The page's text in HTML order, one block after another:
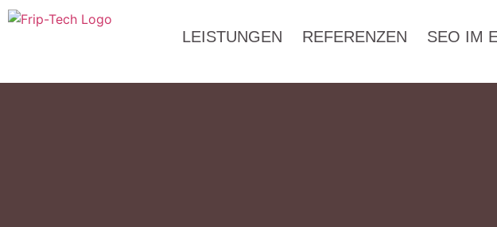
LEISTUNGEN REFERENZEN SEO IM